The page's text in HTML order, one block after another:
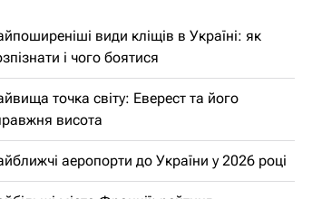
види кліщів в Україні: як
і чого боятися
точка світу: Еверест та його
висота
аеропорти до України у 2026 році